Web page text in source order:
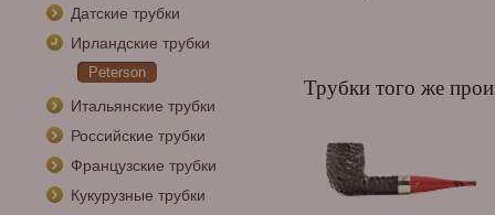
Датские трубки
Ирландские трубки
Peterson
Итальянские трубки
Российские трубки
Французские трубки
Кукурузные трубки
Трубки того же